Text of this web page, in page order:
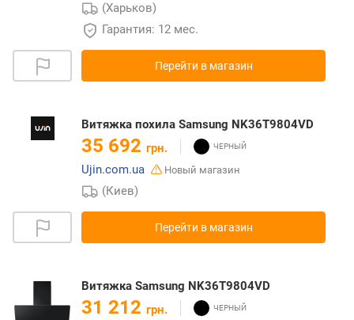
(Харьков)
Гарантия: 12 мес.
Перейти в магазин
Витяжка похила Samsung NK36T9804VD
35 692 грн.
Ujin.com.ua
Новый магазин
(Киев)
Перейти в магазин
Витяжка Samsung NK36T9804VD
31 212 грн.